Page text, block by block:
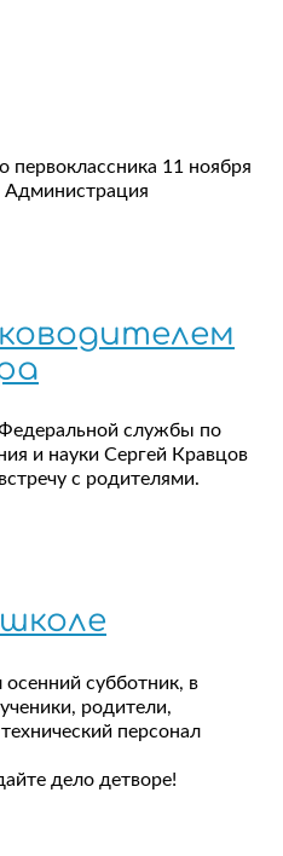
11 ноября
Администрация
службы по
и науки Сергей Кравцов
с родителями.
субботник, в
родители,
персонал
дело детворе!